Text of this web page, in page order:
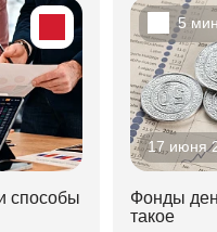
способы
17 июня
5
Фонды
такое